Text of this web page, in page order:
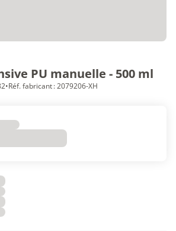
PU manuelle - 500 ml
•Réf. fabricant : 2079206-XH